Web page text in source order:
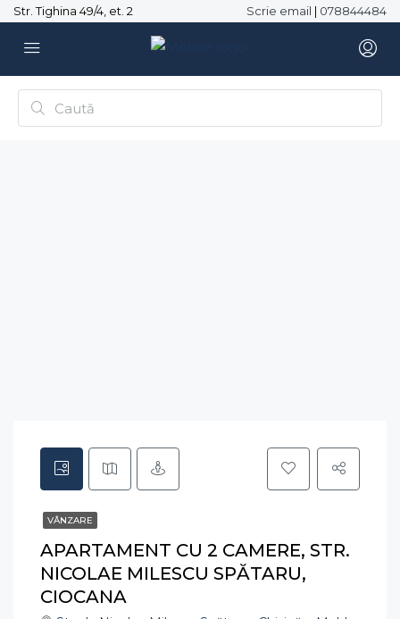
Str. Tighina 49/4, et. 2 Scrie email | 078844484
VÂNZARE
APARTAMENT CU 2 CAMERE, STR.
NICOLAE MILESCU SPĂTARU,
CIOCANA